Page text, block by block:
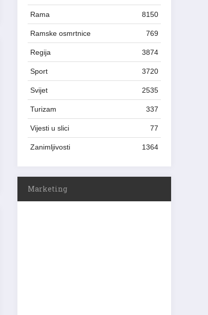
Rama 8150
Ramske osmrtnice 769
Regija 3874
Sport 3720
Svijet 2535
Turizam 337
Vijesti u slici 77
Zanimljivosti 1364
Marketing